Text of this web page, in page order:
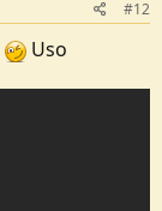
#12
Uso